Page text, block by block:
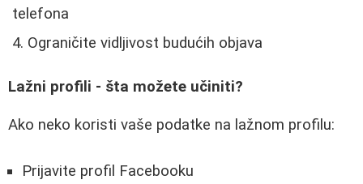
telefona
Ograničite vidljivost budućih objava
Lažni profili - šta možete učiniti?
Ako neko koristi vaše podatke na lažnom profilu:
Prijavite profil Facebooku